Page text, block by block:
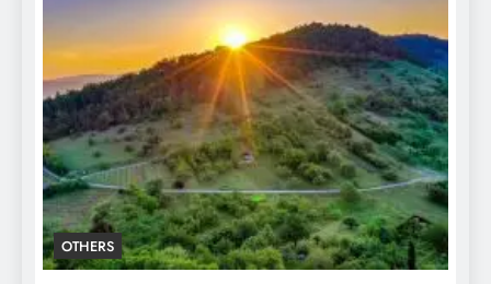
OTHERS